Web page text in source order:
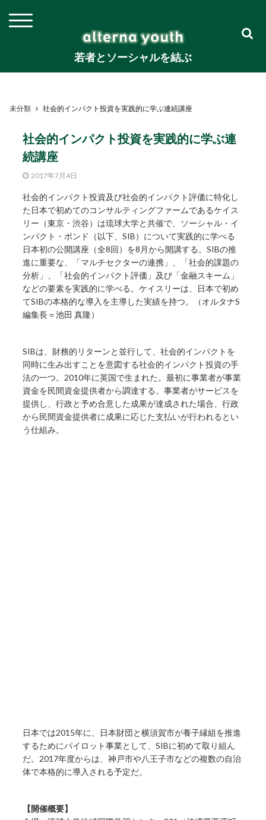
若者とソーシャルを結ぶ
未分類 社会的インパクト投資を実践的に学ぶ連続講座
社会的インパクト投資を実践的に学ぶ連
続講座
2017年7月4日
社会的インパクト投資及び社会的インパクト評価に特化し
た日本で初めてのコンサルティングファームであるケイス
リー（東京・渋谷）は琉球大学と共催で、ソーシャル・イ
ンパクト・ボンド（以下、SIB）について実践的に学べる
日本初の公開講座（全8回）を8月から開講する。SIBの推
進に重要な、「マルチセクターの連携」、「社会的課題の
分析」、「社会的インパクト評価」及び「金融スキーム」
などの要素を実践的に学べる。ケイスリーは、日本で初め
てSIBの本格的な導入を主導した実績を持つ。（オルタナS
編集長＝池田 真隆）
SIBは、財務的リターンと並行して、社会的インパクトを
同時に生み出すことを意図する社会的インパクト投資の手
法の一つ。2010年に英国で生まれた。最初に事業者が事業
資金を民間資金提供者から調達する。事業者がサービスを
提供し、行政と予め合意した成果が達成された場合、行政
から民間資金提供者に成果に応じた支払いが行われるとい
う仕組み。
日本では2015年に、日本財団と横須賀市が養子縁組を推進
するためにパイロット事業として、SIBに初めて取り組ん
だ。2017年度からは、神戸市や八王子市などの複数の自治
体で本格的に導入される予定だ。
【開催概要】